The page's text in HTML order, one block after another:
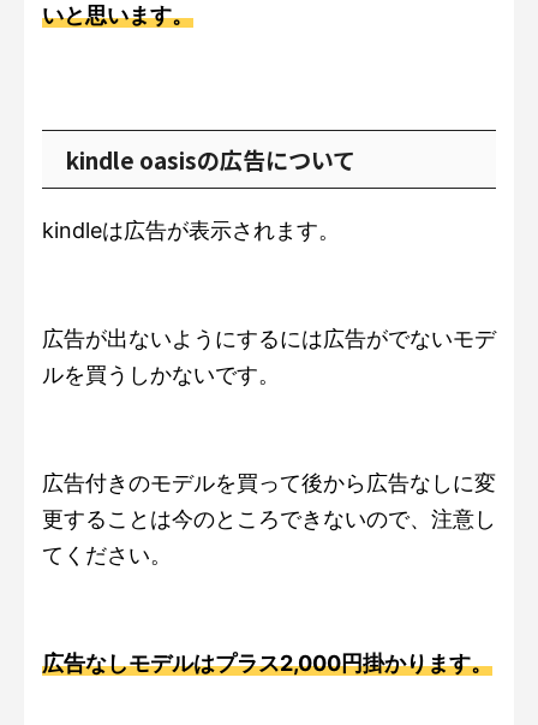
いと思います。
kindle oasisの広告について
kindleは広告が表示されます。
広告が出ないようにするには広告がでないモデ
ルを買うしかないです。
広告付きのモデルを買って後から広告なしに変
更することは今のところできないので、注意し
てください。
広告なしモデルはプラス2,000円掛かります。